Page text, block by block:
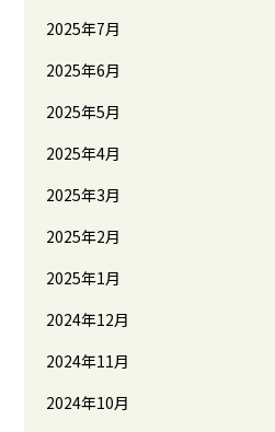
2025年7月
2025年6月
2025年5月
2025年4月
2025年3月
2025年2月
2025年1月
2024年12月
2024年11月
2024年10月